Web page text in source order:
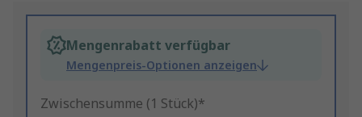
Mengenrabatt verfügbar
Mengenpreis-Optionen anzeigen
Zwischensumme (1 Stück)*